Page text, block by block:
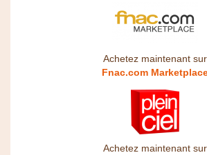
Achetez maintenant sur
Fnac.com
Achetez maintenant sur